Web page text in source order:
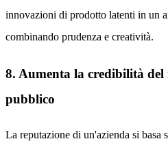
innovazioni di prodotto latenti in un
combinando prudenza e creatività.
8. Aumenta la credibilità
pubblico
La reputazione di un'azienda si basa